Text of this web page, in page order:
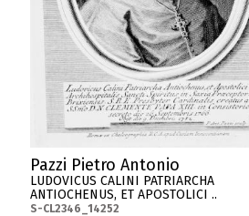
Pazzi Pietro Antonio
LUDOVICUS CALINI PATRIARCHA
ANTIOCHENUS, ET APOSTOLICI ..
S-CL2346_14252